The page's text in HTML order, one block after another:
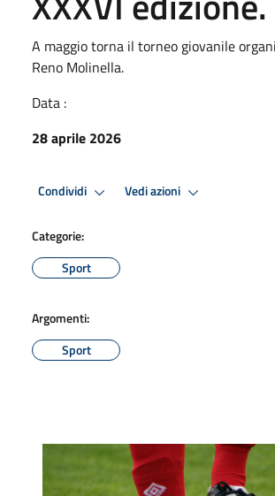
A maggio torna il torneo giovanile
Reno Molinella.
Data :
28 aprile 2026
Condividi Vedi azioni
Categorie:
Sport
Argomenti:
Sport